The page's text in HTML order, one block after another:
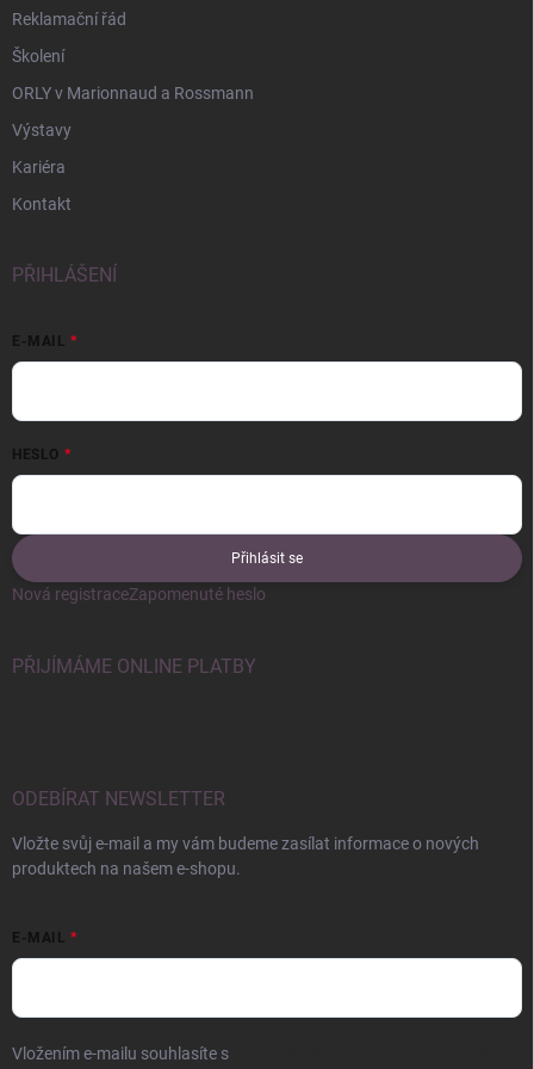
Reklamační řád
Školení
ORLY v Marionnaud a Rossmann
Výstavy
Kariéra
Kontakt
PŘIHLÁŠENÍ
E-MAIL
HESLO
Přihlásit se
Nová registraceZapomenuté heslo
PŘIJÍMÁME ONLINE PLATBY
ODEBÍRAT NEWSLETTER
Vložte svůj e-mail a my vám budeme zasílat informace o nových
produktech na našem e-shopu.
E-MAIL
Vložením e-mailu souhlasíte s